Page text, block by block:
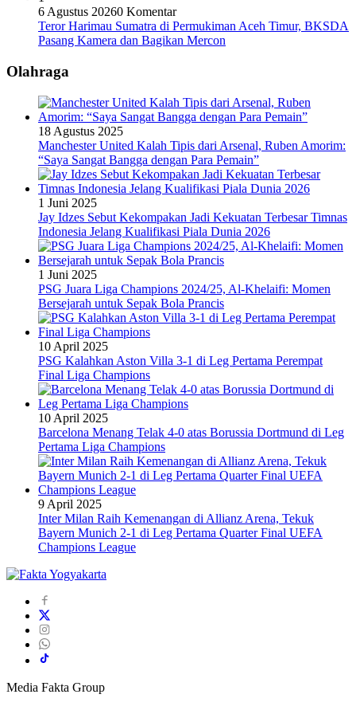
6 Agustus 20260 Komentar
Teror Harimau Sumatra di Permukiman Aceh Timur, BKSDA
Pasang Kamera dan Bagikan Mercon
Olahraga
18 Agustus 2025
Manchester United Kalah Tipis dari Arsenal, Ruben Amorim:
“Saya Sangat Bangga dengan Para Pemain”
1 Juni 2025
Jay Idzes Sebut Kekompakan Jadi Kekuatan Terbesar Timnas
Indonesia Jelang Kualifikasi Piala Dunia 2026
1 Juni 2025
PSG Juara Liga Champions 2024/25, Al-Khelaifi: Momen
Bersejarah untuk Sepak Bola Prancis
10 April 2025
PSG Kalahkan Aston Villa 3-1 di Leg Pertama Perempat
Final Liga Champions
10 April 2025
Barcelona Menang Telak 4-0 atas Borussia Dortmund di Leg
Pertama Liga Champions
9 April 2025
Inter Milan Raih Kemenangan di Allianz Arena, Tekuk
Bayern Munich 2-1 di Leg Pertama Quarter Final UEFA
Champions League
Media Fakta Group